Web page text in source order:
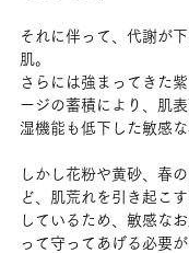
それに伴って、代謝が
肌。
さらには強まってきた
ージの蓄積により、肌
湿機能も低下した敏感な
しかし花粉や黄砂、春
ど、肌荒れを引き起こ
しているため、敏感な
って守ってあげる必要が